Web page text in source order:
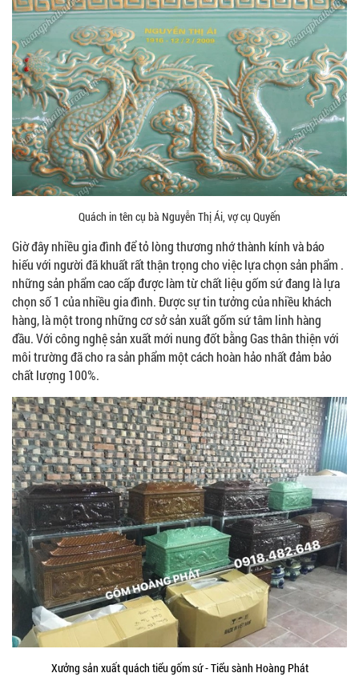
Quách in tên cụ bà Nguyễn Thị Ái, vợ cụ Quyến
Giờ đây nhiều gia đình để tỏ lòng thương nhớ thành kính và báo
hiếu với người đã khuất rất thận trọng cho việc lựa chọn sản phẩm .
những sản phẩm cao cấp được làm từ chất liệu gốm sứ đang là lựa
chọn số 1 của nhiều gia đình. Được sự tin tưởng của nhiều khách
hàng, là một trong những cơ sở sản xuất gốm sứ tâm linh hàng
đầu. Với công nghệ sản xuất mới nung đốt bằng Gas thân thiện với
môi trường đã cho ra sản phẩm một cách hoàn hảo nhất đảm bảo
chất lượng 100%.
Xưởng sản xuất quách tiểu gốm sứ - Tiểu sành Hoàng Phát